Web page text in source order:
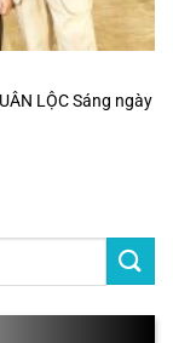
LỘC Sáng ngày